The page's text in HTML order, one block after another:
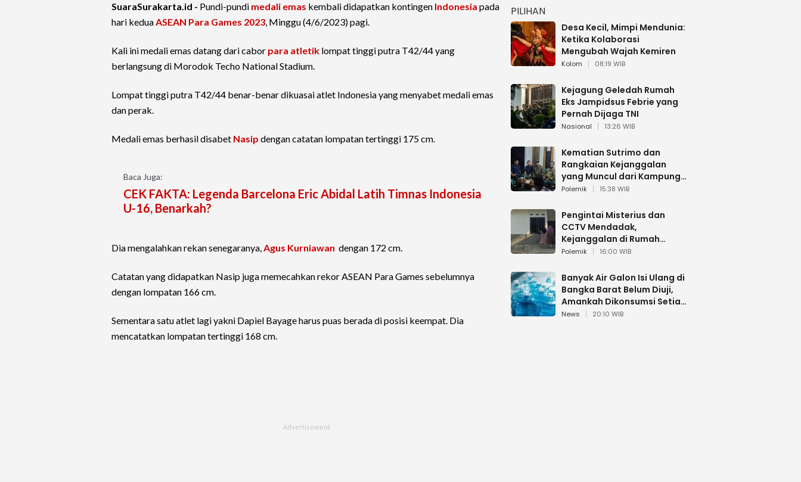
SuaraSurakarta.id - Pundi-pundi medali emas kembali didapatkan kontingen Indonesia pada
hari keduaASEAN Para Games 2023, Minggu (4/6/2023) pagi.
Kali ini medali emas datang dari cabor para atletik lompat tinggi putra T42/44 yang
berlangsung di Morodok Techo National Stadium.
Lompat tinggi putra T42/44 benar-benar dikuasai atlet Indonesia yang menyabet medali emas
dan perak.
Medali emas berhasil disabet Nasip dengan catatan lompatan tertinggi 175 cm.
Baca Juga:
CEK FAKTA: Legenda Barcelona Eric Abidal Latih Timnas Indonesia
U-16, Benarkah?
Dia mengalahkan rekan senegaranya,Agus Kurniawan dengan 172 cm.
Catatan yang didapatkan Nasip juga memecahkan rekor ASEAN Para Games sebelumnya
dengan lompatan 166 cm.
Sementara satu atlet lagi yakni Dapiel Bayage harus puas berada di posisi keempat. Dia
mencatatkan lompatan tertinggi 168 cm.
PILIHAN
Desa Kecil, Mimpi Mendunia:
Ketika Kolaborasi
Mengubah Wajah Kemiren
Kolom 08:19 WIB
Kejagung Geledah Rumah
Eks Jampidsus Febrie yang
Pernah Dijaga TNI
Nasional 13:26 WIB
Kematian Sutrimo dan
Rangkaian Kejanggalan
yang Muncul dari Kampung
Halaman
Polemik 15:38 WIB
Pengintai Misterius dan
CCTV Mendadak,
Kejanggalan di Rumah
Sutrimo
Polemik 16:00 WIB
Banyak Air Galon Isi Ulang di
Bangka Barat Belum Diuji,
Amankah Dikonsumsi Setiap
Hari?
News 20:10 WIB